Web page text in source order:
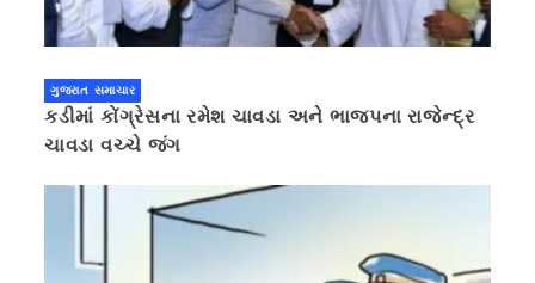
ગુજરાત સમાચાર
કડીમાં કોંગ્રેસના રમેશ ચાવડા અને ભાજપના રાજેન્દ્ર
ચાવડા વચ્ચે જંગ